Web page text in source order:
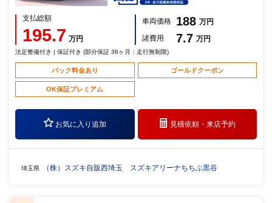
支払総額
195.7 万円
車両価格 188 万円
諸費用
7.7 万円
法定整備付き | 保証付き (部分保証 36ヶ月：走行無制限)
パック料金あり ゴールドクーポン
OK保証プレミアム
お気に入り追加 見積依頼・来店予約
埼玉県 （株）スズキ自販西埼玉 スズキアリーナちちぶ黒谷